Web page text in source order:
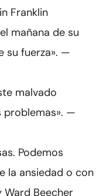
Franklin
mañana de su
su fuerza». —
malvado
problemas». —
Podemos
la ansiedad o con
Ward Beecher